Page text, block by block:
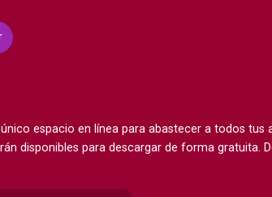
espacio en línea para abastecer a todos tus
disponibles para descargar de forma gratuita.